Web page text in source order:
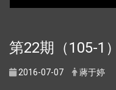
第22期（105-1
2016-07-07 蔣于婷